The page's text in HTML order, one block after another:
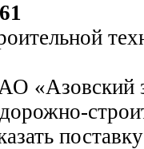
«Азовский